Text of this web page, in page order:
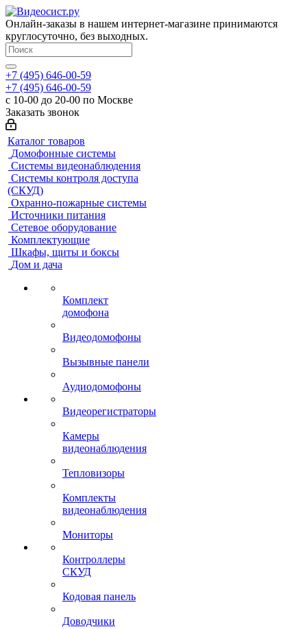
Онлайн-заказы в нашем интернет-магазине принимаются
круглосуточно, без выходных.
+7 (495) 646-00-59
+7 (495) 646-00-59
с 10-00 до 20-00 по Москве
Заказать звонок
Каталог товаров
Домофонные системы
Системы видеонаблюдения
Системы контроля доступа
(СКУД)
Охранно-пожарные системы
Источники питания
Сетевое оборудование
Комплектующие
Шкафы, щиты и боксы
Дом и дача
Комплект
домофона
Видеодомофоны
Вызывные панели
Аудиодомофоны
Видеорегистраторы
Камеры
видеонаблюдения
Тепловизоры
Комплекты
видеонаблюдения
Мониторы
Контроллеры
СКУД
Кодовая панель
Доводчики